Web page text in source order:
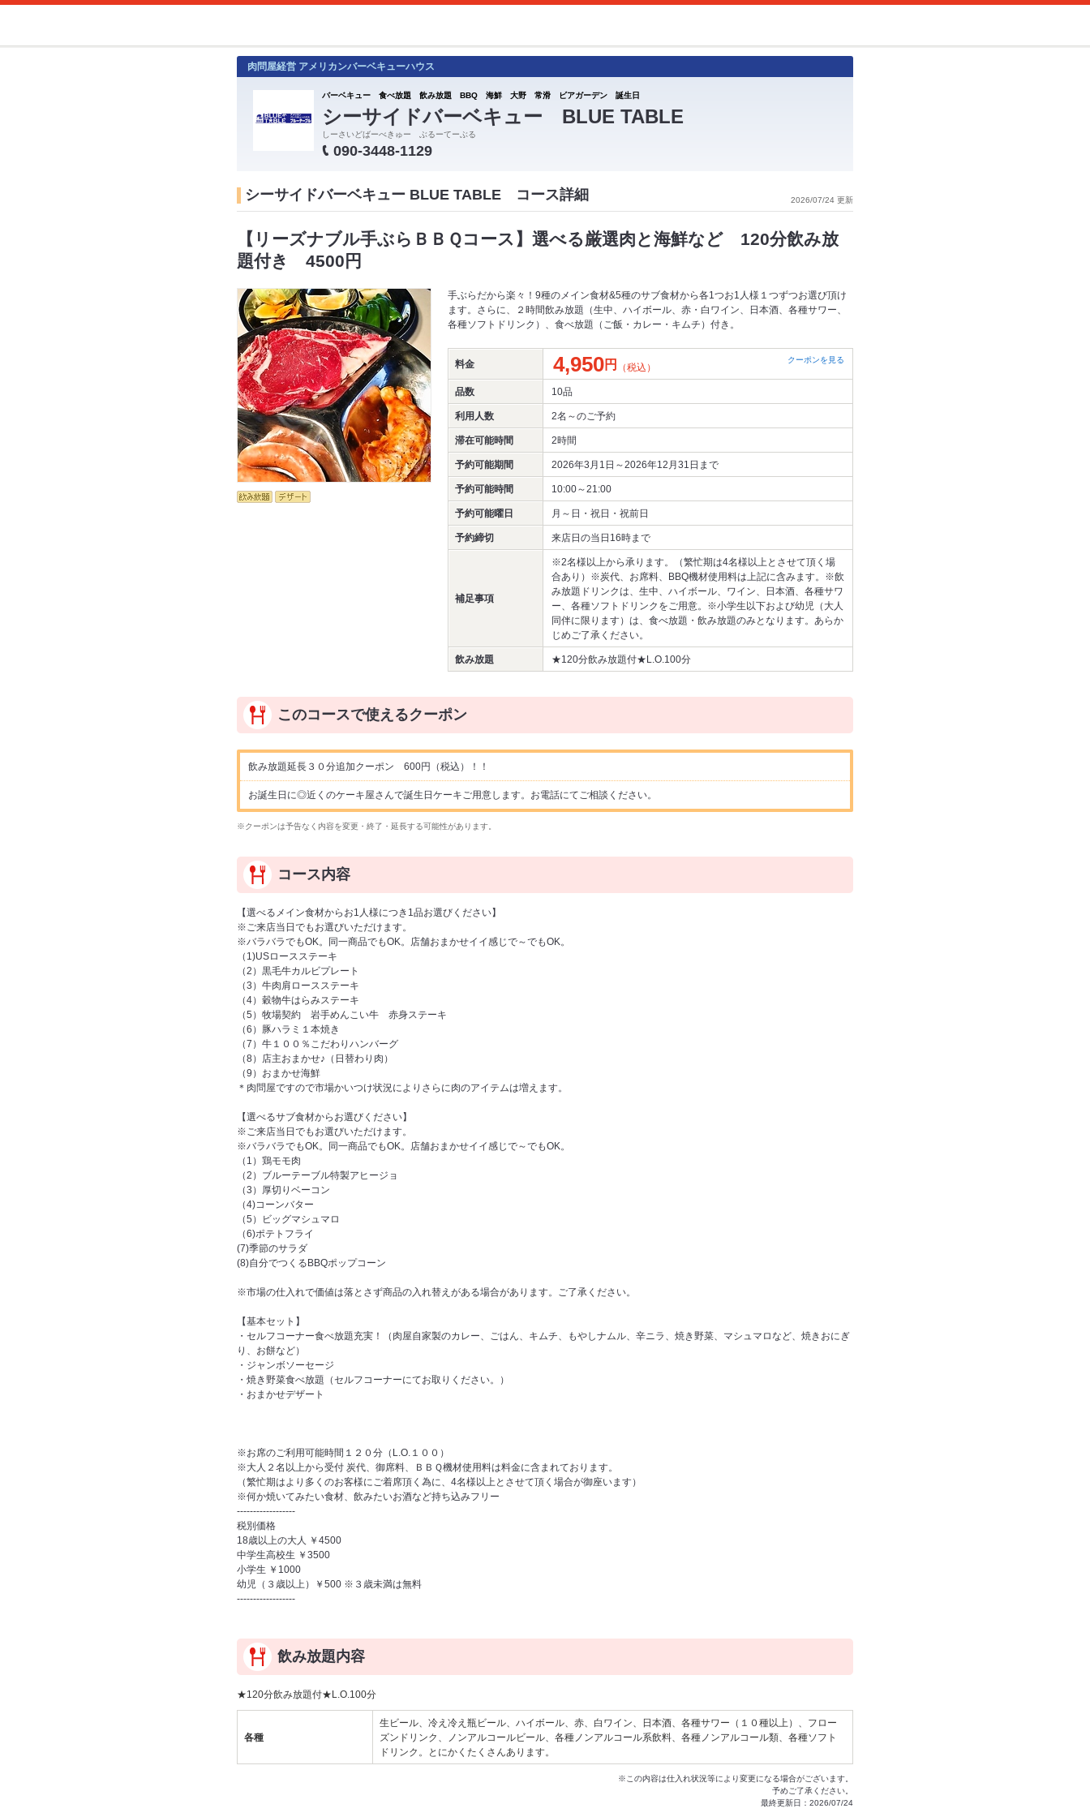
肉問屋経営 アメリカンバーベキューハウス
バーベキュー 食べ放題 飲み放題 BBQ 海鮮 大野 常滑 ビアガーデン 誕生日
シーサイドバーベキュー BLUE TABLE
しーさいどばーべきゅー ぶるーてーぶる
090-3448-1129
2026/07/24 更新
シーサイドバーベキュー BLUE TABLE コース詳細
【リーズナブル手ぶらＢＢＱコース】選べる厳選肉と海鮮など 120分飲み放
題付き 4500円
手ぶらだから楽々！9種のメイン食材&5種のサブ食材から各1つお1人様１つずつお選び頂け
ます。さらに、２時間飲み放題（生中、ハイボール、赤・白ワイン、日本酒、各種サワー、
各種ソフトドリンク）、食べ放題（ご飯・カレー・キムチ）付き。
料金 4,950円 （税込）
クーポンを見る
品数 10品
利用人数 2名～のご予約
滞在可能時間 2時間
予約可能期間 2026年3月1日～2026年12月31日まで
予約可能時間 10:00～21:00
予約可能曜日 月～日・祝日・祝前日
予約締切 来店日の当日16時まで
補足事項
※2名様以上から承ります。（繁忙期は4名様以上とさせて頂く場
合あり）※炭代、お席料、BBQ機材使用料は上記に含みます。※飲
み放題ドリンクは、生中、ハイボール、ワイン、日本酒、各種サワ
ー、各種ソフトドリンクをご用意。※小学生以下および幼児（大人
同伴に限ります）は、食べ放題・飲み放題のみとなります。あらか
じめご了承ください。
飲み放題 ★120分飲み放題付★L.O.100分
このコースで使えるクーポン
飲み放題延長３０分追加クーポン 600円（税込）！！
お誕生日に◎近くのケーキ屋さんで誕生日ケーキご用意します。お電話にてご相談ください。
※クーポンは予告なく内容を変更・終了・延長する可能性があります。
コース内容
【選べるメイン食材からお1人様につき1品お選びください】
※ご来店当日でもお選びいただけます。
※バラバラでもOK。同一商品でもOK。店舗おまかせイイ感じで～でもOK。
（1)USロースステーキ
（2）黒毛牛カルビプレート
（3）牛肉肩ロースステーキ
（4）穀物牛はらみステーキ
（5）牧場契約 岩手めんこい牛 赤身ステーキ
（6）豚ハラミ１本焼き
（7）牛１００％こだわりハンバーグ
（8）店主おまかせ♪（日替わり肉）
（9）おまかせ海鮮
＊肉問屋ですので市場かいつけ状況によりさらに肉のアイテムは増えます。
【選べるサブ食材からお選びください】
※ご来店当日でもお選びいただけます。
※バラバラでもOK。同一商品でもOK。店舗おまかせイイ感じで～でもOK。
（1）鶏モモ肉
（2）ブルーテーブル特製アヒージョ
（3）厚切りベーコン
（4)コーンバター
（5）ビッグマシュマロ
（6)ポテトフライ
(7)季節のサラダ
(8)自分でつくるBBQポップコーン
※市場の仕入れで価値は落とさず商品の入れ替えがある場合があります。ご了承ください。
【基本セット】
・セルフコーナー食べ放題充実！（肉屋自家製のカレー、ごはん、キムチ、もやしナムル、辛ニラ、焼き野菜、マシュマロなど、焼きおにぎ
り、お餅など）
・ジャンボソーセージ
・焼き野菜食べ放題（セルフコーナーにてお取りください。）
・おまかせデザート
※お席のご利用可能時間１２０分（L.O.１００）
※大人２名以上から受付 炭代、御席料、ＢＢＱ機材使用料は料金に含まれております。
（繁忙期はより多くのお客様にご着席頂く為に、4名様以上とさせて頂く場合が御座います）
※何か焼いてみたい食材、飲みたいお酒など持ち込みフリー
------------------
税別価格
18歳以上の大人 ￥4500
中学生高校生 ￥3500
小学生 ￥1000
幼児（３歳以上）￥500 ※３歳未満は無料
------------------
飲み放題内容
★120分飲み放題付★L.O.100分
各種
生ビール、冷え冷え瓶ビール、ハイボール、赤、白ワイン、日本酒、各種サワー（１０種以上）、フロー
ズンドリンク、ノンアルコールビール、各種ノンアルコール系飲料、各種ノンアルコール類、各種ソフト
ドリンク。とにかくたくさんあります。
※この内容は仕入れ状況等により変更になる場合がございます。
予めご了承ください。
最終更新日：2026/07/24